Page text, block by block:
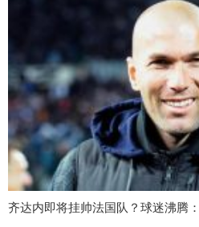
齐达内即将挂帅法国队？球迷沸腾